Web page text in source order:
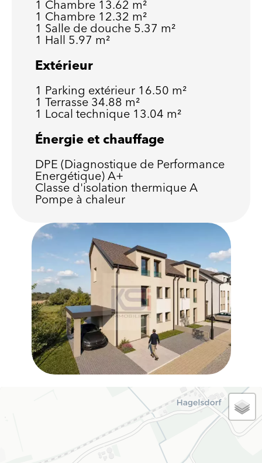
1 Chambre 13.62 m²
1 Chambre 12.32 m²
1 Salle de douche 5.37 m²
1 Hall 5.97 m²
Extérieur
1 Parking extérieur 16.50 m²
1 Terrasse 34.88 m²
1 Local technique 13.04 m²
Énergie et chauffage
DPE (Diagnostique de Performance
Energétique) A+
Classe d'isolation thermique A
Pompe à chaleur